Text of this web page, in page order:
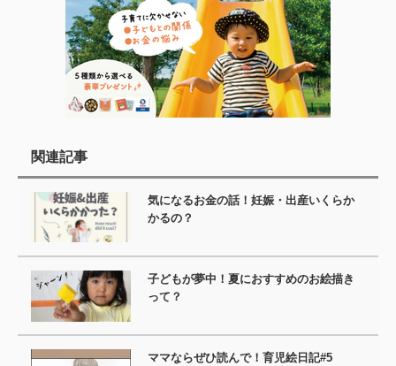
関連記事
気になるお金の話！妊娠・出産いくらか
かるの？
子どもが夢中！夏におすすめのお絵描き
って？
ママならぜひ読んで！育児絵日記#5